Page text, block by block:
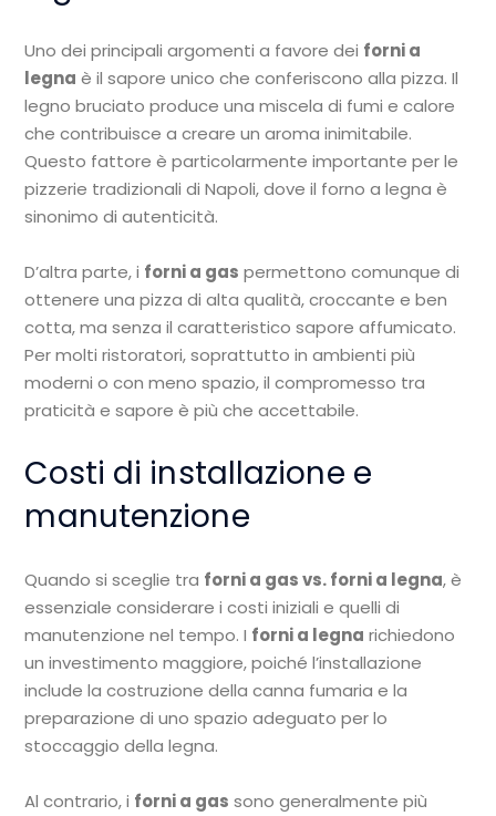
Uno dei principali argomenti a favore dei forni a
legna è il sapore unico che conferiscono alla pizza. Il
legno bruciato produce una miscela di fumi e calore
che contribuisce a creare un aroma inimitabile.
Questo fattore è particolarmente importante per le
pizzerie tradizionali di Napoli, dove il forno a legna è
sinonimo di autenticità.
D’altra parte, i forni a gas permettono comunque di
ottenere una pizza di alta qualità, croccante e ben
cotta, ma senza il caratteristico sapore affumicato.
Per molti ristoratori, soprattutto in ambienti più
moderni o con meno spazio, il compromesso tra
praticità e sapore è più che accettabile.
Costi di installazione e
manutenzione
Quando si sceglie tra forni a gas vs. forni a legna, è
essenziale considerare i costi iniziali e quelli di
manutenzione nel tempo. I forni a legna richiedono
un investimento maggiore, poiché l’installazione
include la costruzione della canna fumaria e la
preparazione di uno spazio adeguato per lo
stoccaggio della legna.
Al contrario, i forni a gas sono generalmente più